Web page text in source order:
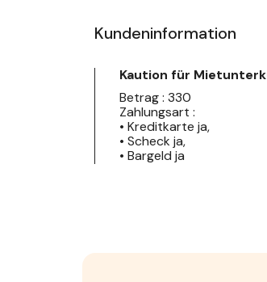
Kundeninformation
Kaution für
Betrag : 330
Zahlungsart :
• Kreditkarte ja,
• Scheck ja,
• Bargeld ja